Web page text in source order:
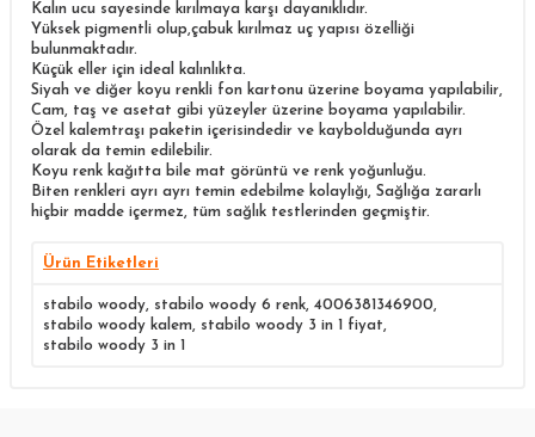
Kalın ucu sayesinde kırılmaya karşı dayanıklıdır.
Yüksek pigmentli olup,çabuk kırılmaz uç yapısı özelliği
bulunmaktadır.
Küçük eller için ideal kalınlıkta.
Siyah ve diğer koyu renkli fon kartonu üzerine boyama yapılabilir,
Cam, taş ve asetat gibi yüzeyler üzerine boyama yapılabilir.
Özel kalemtraşı paketin içerisindedir ve kaybolduğunda ayrı
olarak da temin edilebilir.
Koyu renk kağıtta bile mat görüntü ve renk yoğunluğu.
Biten renkleri ayrı ayrı temin edebilme kolaylığı, Sağlığa zararlı
hiçbir madde içermez, tüm sağlık testlerinden geçmiştir.
Ürün Etiketleri
stabilo woody, stabilo woody 6 renk, 4006381346900,
stabilo woody kalem, stabilo woody 3 in 1 fiyat,
stabilo woody 3 in 1